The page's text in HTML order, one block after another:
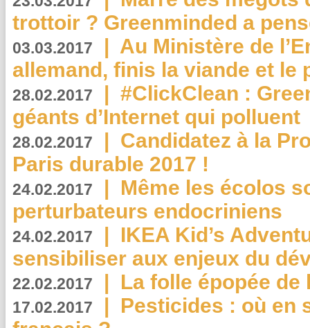
trottoir ? Greenminded a
03.03.2017 | Au Ministère de
allemand, finis la viande et le
28.02.2017 | #ClickClean :
géants d’Internet qui polluent
28.02.2017 | Candidatez à la
Paris durable 2017 !
24.02.2017 | Même les écolos
perturbateurs endocriniens
24.02.2017 | IKEA Kid’s
sensibiliser aux enjeux du
22.02.2017 | La folle épopée de
17.02.2017 | Pesticides : où en